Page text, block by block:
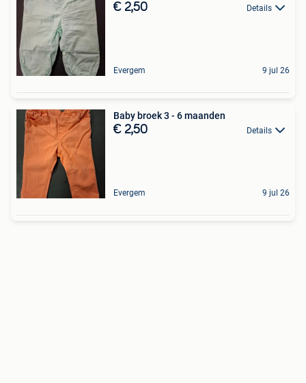
€ 2,50 Details
Evergem 9 jul 26
Baby broek 3 - 6 maanden
€ 2,50 Details
Evergem 9 jul 26